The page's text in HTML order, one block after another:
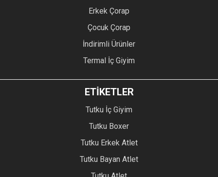
Erkek Çorap
Çocuk Çorap
İndirimli Ürünler
Termal İç Giyim
ETİKETLER
Tutku İç Giyim
Tutku Boxer
Tutku Erkek Atlet
Tutku Bayan Atlet